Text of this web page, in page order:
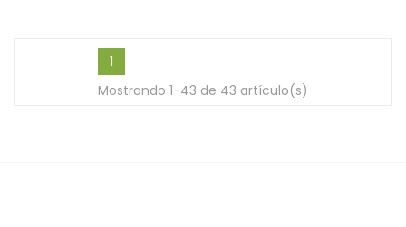
1
Mostrando 1-43 de 43 artículo(s)